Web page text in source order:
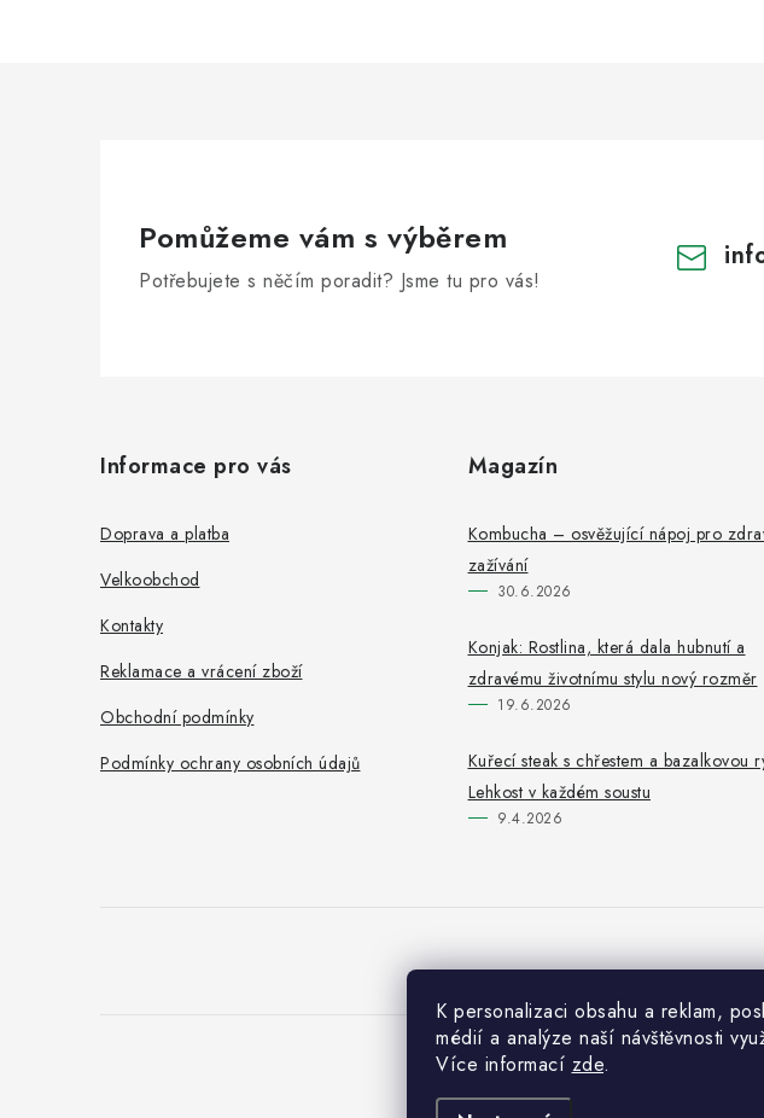
K personalizaci obsahu a reklam,
médií a analýze naší návštěvnosti
Více informací zde.
Pomůžeme vám s výběrem
Potřebujete s něčím poradit? Jsme tu pro vás!
Informace pro vás
Doprava a platba
Velkoobchod
Kontakty
Reklamace a vrácení zboží
Obchodní podmínky
Podmínky ochrany osobních údajů
Magazín
Kombucha – osvěžující nápoj pro
zažívání
30.6.2026
Konjak: Rostlina, která dala hubnutí a
zdravému životnímu stylu nový rozměr
19.6.2026
Kuřecí steak s chřestem a bazalkovou
Lehkost v každém soustu
9.4.2026
Copyright 2026